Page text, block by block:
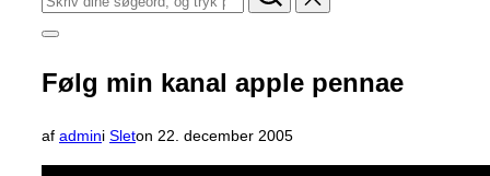
efter:
Slå
i
sidekolonne
Følg min kanal apple pennae
af admini Sleton Udgivet
d.
22. december 2005